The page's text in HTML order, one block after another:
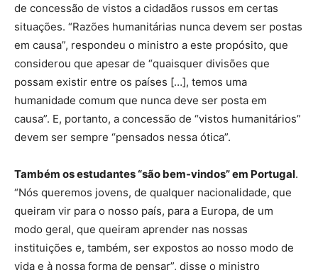
de concessão de vistos a cidadãos russos em certas
situações. “Razões humanitárias nunca devem ser postas
em causa”, respondeu o ministro a este propósito, que
considerou que apesar de “quaisquer divisões que
possam existir entre os países […], temos uma
humanidade comum que nunca deve ser posta em
causa”. E, portanto, a concessão de “vistos humanitários”
devem ser sempre “pensados nessa ótica”.
Também os estudantes “são bem-vindos” em Portugal.
“Nós queremos jovens, de qualquer nacionalidade, que
queiram vir para o nosso país, para a Europa, de um
modo geral, que queiram aprender nas nossas
instituições e, também, ser expostos ao nosso modo de
vida e à nossa forma de pensar”, disse o ministro